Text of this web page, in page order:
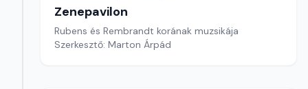
Zenepavilon
Rubens és Rembrandt korának muzsikája
Szerkesztő: Marton Árpád